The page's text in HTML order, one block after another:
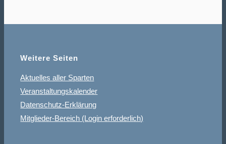
Weitere Seiten
Aktuelles aller Sparten
Veranstaltungskalender
Datenschutz-Erklärung
Mitglieder-Bereich (Login erforderlich)